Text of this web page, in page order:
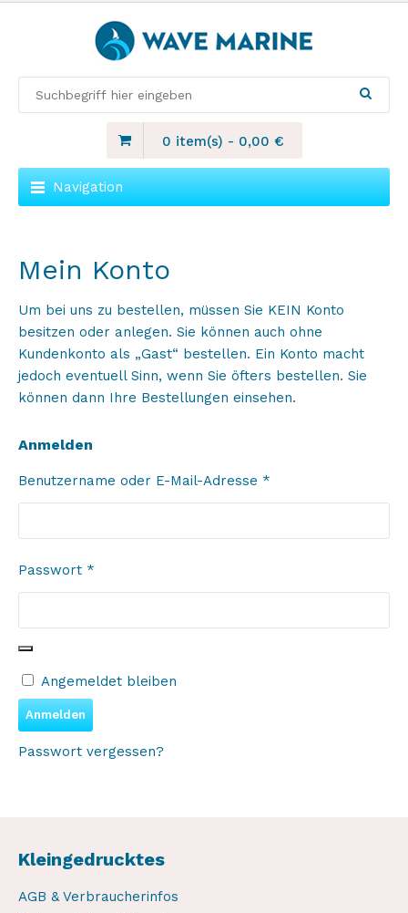
0 item(s) - 0,00 €
Navigation
Mein Konto
Um bei uns zu bestellen, müssen Sie KEIN Konto
besitzen oder anlegen. Sie können auch ohne
Kundenkonto als „Gast“ bestellen. Ein Konto macht
jedoch eventuell Sinn, wenn Sie öfters bestellen. Sie
können dann Ihre Bestellungen einsehen.
Anmelden
Benutzername oder E-Mail-Adresse *
Passwort *
Angemeldet bleiben
Anmelden
Passwort vergessen?
Kleingedrucktes
AGB & Verbraucherinfos